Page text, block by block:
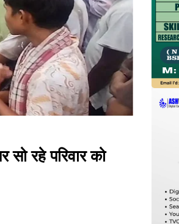
रहे परिवार को